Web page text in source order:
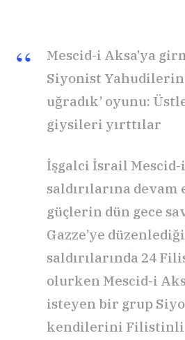
Mescid-i Aksa’ya
Siyonist Yahudilerin
uğradık’ oyunu:
giysileri yırttılar
İşgalci İsrail Mescid-
saldırılarına devam
güçlerin dün gece
Gazze’ye
saldırılarında 24
olurken Mescid-i
isteyen bir grup
kendilerini Filistinli